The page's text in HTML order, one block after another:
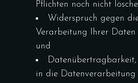
Pflichten noch nicht
Widerspruch gegen
Verarbeitung Ihrer Daten
und
Datenübertragbarkeit,
in die Datenverarbeitung